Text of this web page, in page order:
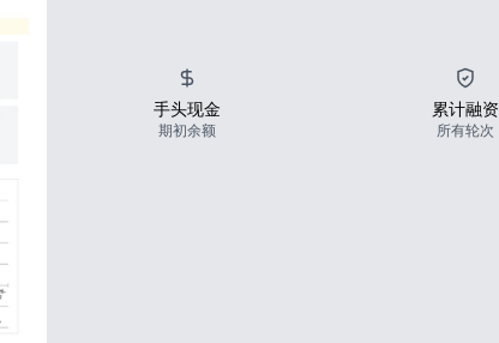
手头现金
期初余额
累计融资
所有轮次